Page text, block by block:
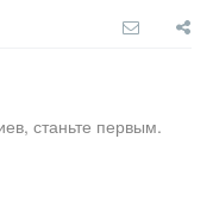
станьте первым.